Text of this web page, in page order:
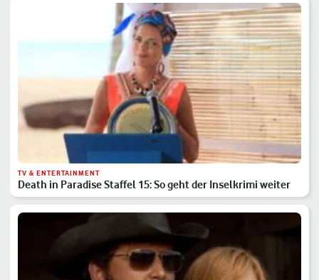
TV & ENTERTAINMENT
Death in Paradise Staffel 15: So geht der Inselkrimi weiter